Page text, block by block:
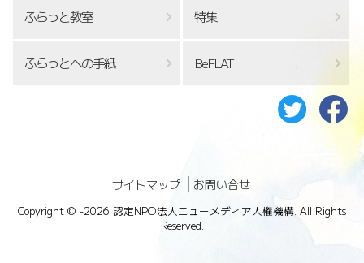
ふらっと教室 特集
ふらっとへの手紙 BeFLAT
サイトマップ お問い合せ
Copyright © -2026 認定NPO法人ニューメディア人権機構. All Rights
Reserved.